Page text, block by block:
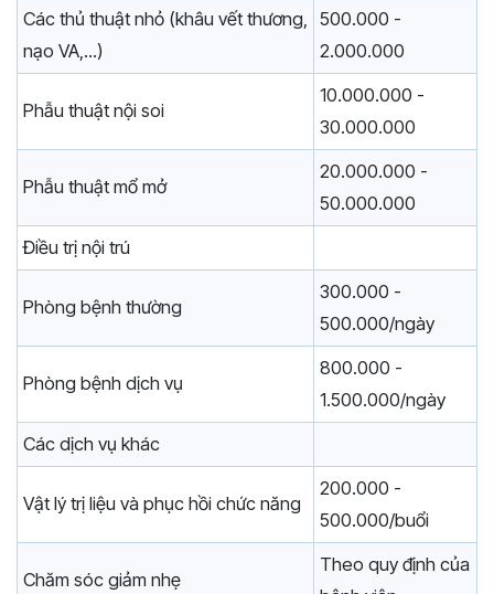
Các thủ thuật nhỏ (khâu vết thương,
nạo VA,...)
500.000 -
2.000.000
Phẫu thuật nội soi
10.000.000 -
30.000.000
Phẫu thuật mổ mở
20.000.000 -
50.000.000
Điều trị nội trú
Phòng bệnh thường
300.000 -
500.000/ngày
Phòng bệnh dịch vụ
800.000 -
1.500.000/ngày
Các dịch vụ khác
Vật lý trị liệu và phục hồi chức năng
200.000 -
500.000/buổi
Chăm sóc giảm nhẹ
Theo quy định của